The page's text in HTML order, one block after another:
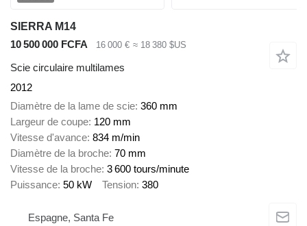
SIERRA M14
10 500 000 FCFA
16 000 € ≈ 18 380 $US
Scie circulaire multilames
2012
Diamètre de la lame de scie 360 mm
Largeur de coupe 120 mm
Vitesse d'avance 834 m/min
Diamètre de la broche 70 mm
Vitesse de la broche 3 600 tours/minute
Puissance 50 kW Tension 380
Espagne, Santa Fe